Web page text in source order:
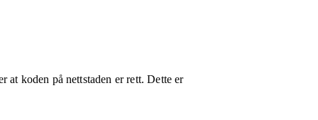
koden på nettstaden er rett. Dette er